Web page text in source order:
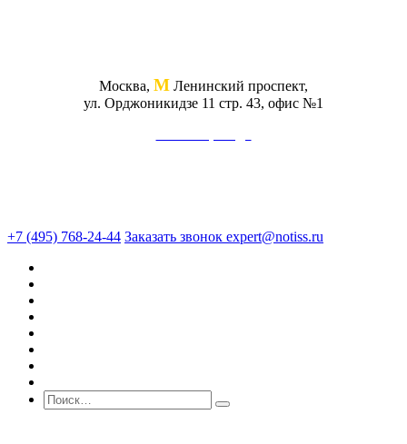
Москва, М Ленинский проспект,
ул. Орджоникидзе 11 стр. 43, офис №1
+7 (495) 768-24-44 Заказать звонок expert@notiss.ru
Поиск по сайту